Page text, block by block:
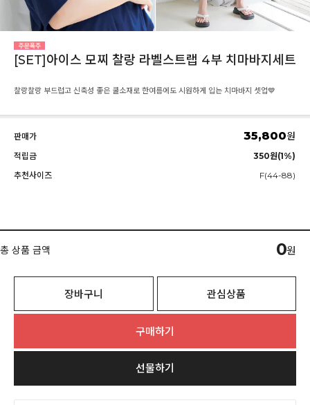
[SET]아이스 모찌 찰랑 라벨스트랩 4부 치마바지세트
찰랑찰랑 부드럽고 신축성 좋은 쿨소재로 한여름에도 시원하게 입는 치마바지 셋업💙
판매가 35,800원
적립금
350원(1%)
추천사이즈
F(44-88)
총 상품 금액 0원
장바구니 관심상품
구매하기
선물하기